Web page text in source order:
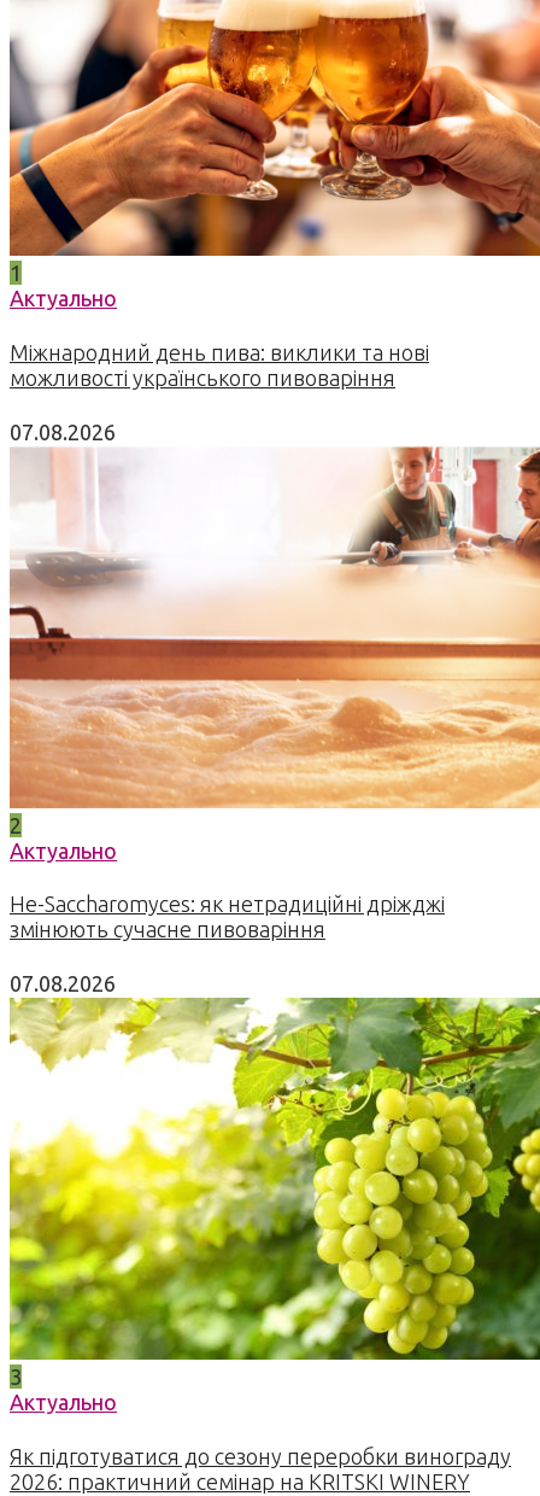
1
Актуально
Міжнародний день пива: виклики та нові
можливості українського пивоваріння
07.08.2026
2
Актуально
Не-Saccharomyces: як нетрадиційні дріжджі
змінюють сучасне пивоваріння
07.08.2026
3
Актуально
Як підготуватися до сезону переробки винограду
2026: практичний семінар на KRITSKI WINERY